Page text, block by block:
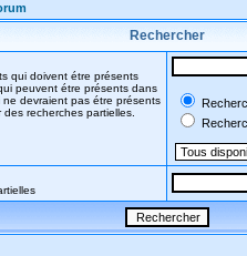
Rechercher
qui doivent étre présents
peuvent étre présents dans
devraient pas étre présents
recherches partielles.